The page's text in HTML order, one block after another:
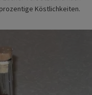
Köstlichkeiten.